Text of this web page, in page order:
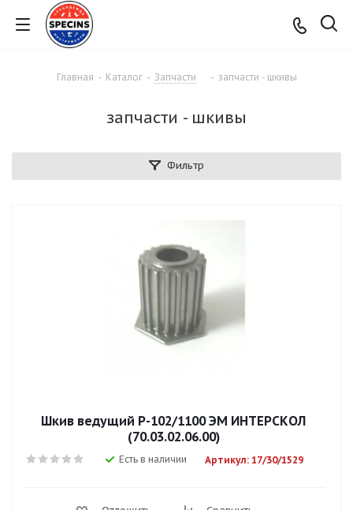
Главная - Каталог - Запчасти - запчасти - шкивы
запчасти - шкивы
Фильтр
Шкив ведущий Р-102/1100 ЭМ ИНТЕРСКОЛ
(70.03.02.06.00)
Есть в наличии Артикул: 17/30/1529